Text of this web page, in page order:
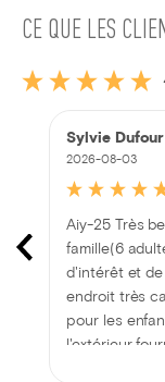
CE QUE LES
Sylvie Dufour
2026-08-03
Aiy-25 Très
famille(6
d'intérêt et
endroit très
pour les
l'extérieur